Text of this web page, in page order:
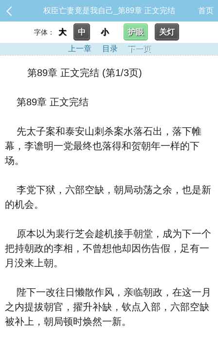
权臣亡妻竟是我自己_第89章 正文完结 首页
字体： 大 中 小 护眼
关灯
上一章
目录 下一页
第89章 正文完结 (第1/3页)
第89章 正文完结
先太子案和泰安山刺杀案水落石出，落下帷
幕，李谵明一党最终也落得和贺朝年一样的下
场。
李党下狱，六部空缺，朝局动荡之余，也是新
的机会。
原本以为裴行芝会趁机接手朝堂，成为下一个
把持朝政的李相，不曾想他却因伤告假，足有一
月没来上朝。
陛下一改往日懒散作风，亲临朝政，在这一月
之内提拔朝官，擢升补缺，钦点入部，六部空缺
被补上，朝局顿时焕然一新。